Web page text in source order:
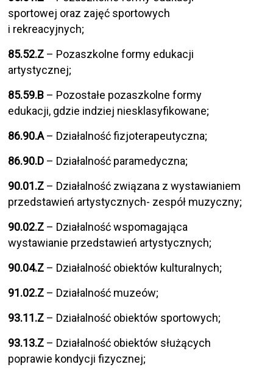
sportowej oraz zajęć sportowych
i rekreacyjnych;
85.52.Z – Pozaszkolne formy edukacji
artystycznej;
85.59.B – Pozostałe pozaszkolne formy
edukacji, gdzie indziej niesklasyfikowane;
86.90.A– Działalność fizjoterapeutyczna;
86.90.D – Działalność paramedyczna;
90.01.Z – Działalność związana z wystawianiem
przedstawień artystycznych- zespół muzyczny;
90.02.Z – Działalność wspomagająca
wystawianie przedstawień artystycznych;
90.04.Z – Działalność obiektów kulturalnych;
91.02.Z – Działalność muzeów;
93.11.Z – Działalność obiektów sportowych;
93.13.Z – Działalność obiektów służących
poprawie kondycji fizycznej;